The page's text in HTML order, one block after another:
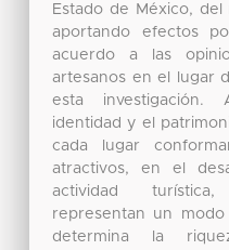
Estado de México, del
aportando efectos
acuerdo a las
artesanos en el lugar
esta investigación.
identidad y el
cada lugar
atractivos, en el
actividad
representan un
determina la